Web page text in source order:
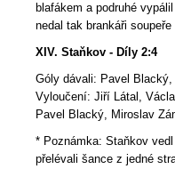
blafákem a podruhé
nedal tak brankáři
XIV. Staňkov - Díly 2:4
Góly dávali: Pavel Blacký,
Vyloučení: Jiří Látal,
Pavel Blacký, Miroslav
* Poznámka: Staňkov
přelévali šance z jedné